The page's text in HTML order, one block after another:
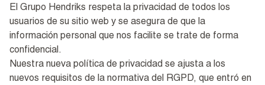
El Grupo Hendriks respeta la privacidad de todos los
usuarios de su sitio web y se asegura de que la
información personal que nos facilite se trate de forma
confidencial.
Nuestra nueva política de privacidad se ajusta a los
nuevos requisitos de la normativa del RGPD, que entró en